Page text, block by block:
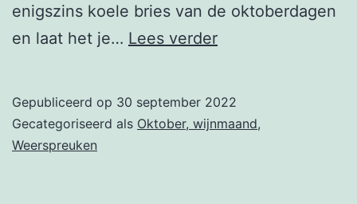
enigszins koele bries van de oktoberdagen
en laat het je… Lees verder13
Gepubliceerd op 30 september 2022
Gecategoriseerd als Oktober, wijnmaand,
Weerspreuken